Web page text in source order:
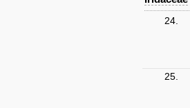
24.
25.